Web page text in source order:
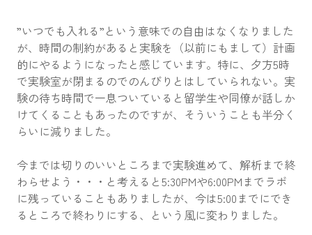
”いつでも入れる”という意味での自由はなくなりました
が、時間の制約があると実験を（以前にもまして）計画
的にやるようになったと感じています。特に、夕方5時
で実験室が閉まるのでのんびりとはしていられない。実
験の待ち時間で一息ついていると留学生や同僚が話しか
けてくることもあったのですが、そういうことも半分く
らいに減りました。
今までは切りのいいところまで実験進めて、解析まで終
わらせよう・・・と考えると5:30PMや6:00PMまでラボ
に残っていることもありましたが、今は5:00までにでき
るところで終わりにする、という風に変わりました。